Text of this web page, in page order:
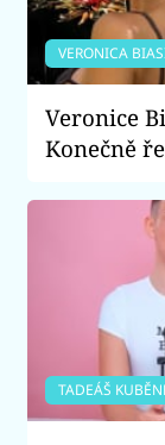
VERONICA
Veronice
Konečně
TADEÁŠ